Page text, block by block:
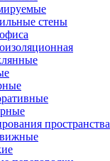
стены
пространства